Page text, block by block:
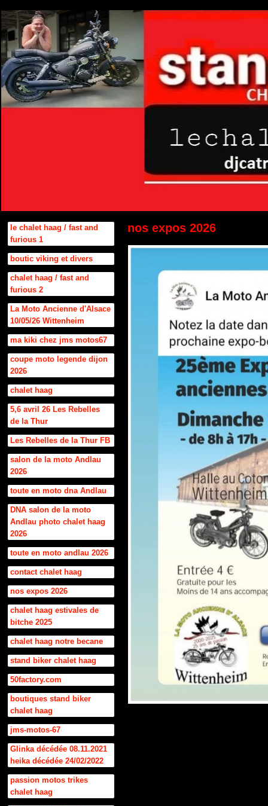
le chalet haag / fast and
furious 1
boutic viking et divers
chalet haag / fast and
furious 2
La Moto Ancienne d'Alsace
10/05/26 Wittenheim
ma kiki chez jms motos67
coupe moto legende dijon
2026
chalet haag
5,6 avril 26 Les Rebelles
de la Thur
Les Rebelles de la Thur FB
salon de la moto Andlau
2026
toute en moto dna Andlau
DNA salon de la moto
Andlau photo chalet haag
2026
toute en moto andlau 2026
contact chalet haag
nos expos 2026
chalet haag estivales de
bitche 2025
chalet haag notre becane
stand biker chalet haag
50factory.com
boutiques stand biker
chalet haag
jms-motos-67
Glinka décédée 08.11.2021
heika décédée 24/02/2022
passion motos trikes
chalet haag
nos expos 2026